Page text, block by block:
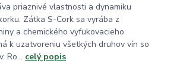
priaznivé vlastnosti a dynamiku
Zátka S-Cork sa vyrába z
a chemického vyfukovacieho
k uzatvoreniu všetkých druhov vín so
Ro... celý popis